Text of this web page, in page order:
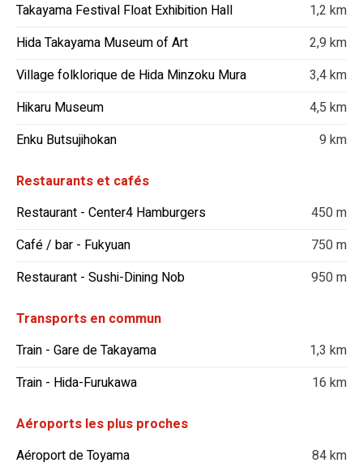
Takayama Festival Float Exhibition Hall
1,2 km
Hida Takayama Museum of Art
2,9 km
Village folklorique de Hida Minzoku Mura
3,4 km
Hikaru Museum
4,5 km
Enku Butsujihokan
9 km
Restaurants et cafés
Restaurant - Center4 Hamburgers
450 m
Café / bar - Fukyuan
750 m
Restaurant - Sushi-Dining Nob
950 m
Transports en commun
Train - Gare de Takayama
1,3 km
Train - Hida-Furukawa
16 km
Aéroports les plus proches
Aéroport de Toyama
84 km